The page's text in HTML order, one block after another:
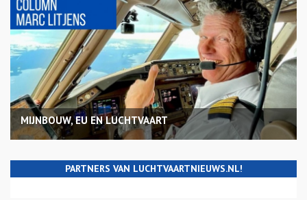
MIJNBOUW, EU EN LUCHTVAART
PARTNERS VAN LUCHTVAARTNIEUWS.NL!